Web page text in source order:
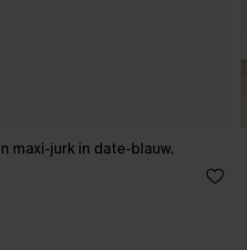
maxi-jurk in date-blauw.